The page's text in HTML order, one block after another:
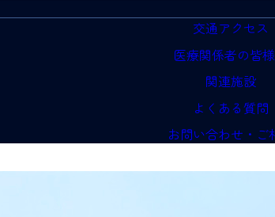
交通アクセス
医療関係者の皆
関連施設
よくある質問
お問い合わせ・ご